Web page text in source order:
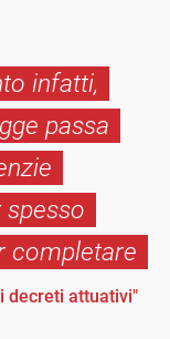
infatti,
passa
spesso
completare
decreti attuativi"